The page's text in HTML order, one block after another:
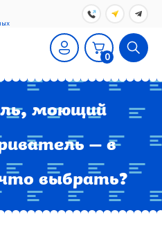
0
моющий
— в
выбрать?